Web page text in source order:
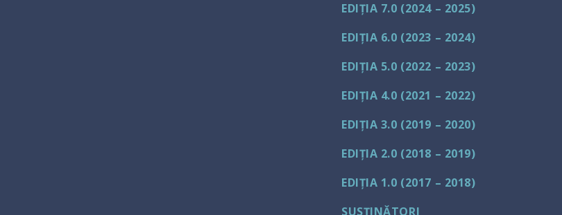
EDIȚIA 7.0 (2024 – 2025)
EDIȚIA 6.0 (2023 – 2024)
EDIȚIA 5.0 (2022 – 2023)
EDIȚIA 4.0 (2021 – 2022)
EDIȚIA 3.0 (2019 – 2020)
EDIȚIA 2.0 (2018 – 2019)
EDIȚIA 1.0 (2017 – 2018)
SUSŢINĂTORI